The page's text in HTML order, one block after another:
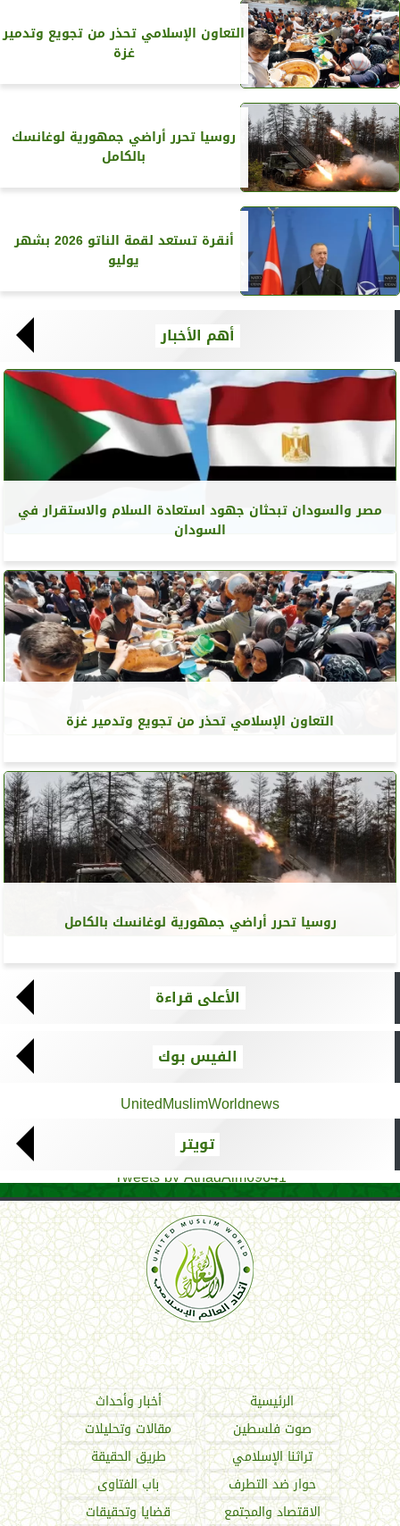
التعاون الإسلامي تحذر من تجويع وتدمير
غزة
روسيا تحرر أراضي جمهورية لوغانسك
بالكامل
أنقرة تستعد لقمة الناتو 2026 بشهر
يوليو
أهم الأخبار
مصر والسودان تبحثان جهود استعادة السلام والاستقرار في
السودان
التعاون الإسلامي تحذر من تجويع وتدمير غزة
روسيا تحرر أراضي جمهورية لوغانسك بالكامل
الأعلى قراءة
الفيس بوك
UnitedMuslimWorldnews
تويتر
Tweets by AthadAlm69641
اتحاد العالم الإسلامي
الرئيسية
أخبار وأحداث
صوت فلسطين
مقالات وتحليلات
تراثنا الإسلامي
طريق الحقيقة
حوار ضد التطرف
باب الفتاوى
الاقتصاد والمجتمع
قضايا وتحقيقات